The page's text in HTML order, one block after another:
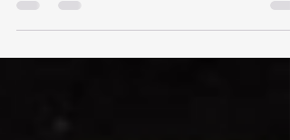
vivenciou e investigou o fenômeno OVNI em 1978.